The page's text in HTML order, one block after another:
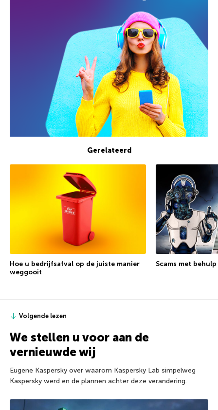
Gerelateerd
Hoe u bedrijfsafval op de juiste manier
weggooit
Scams met
Volgende lezen
We stellen u voor aan de
vernieuwde wij
Eugene Kaspersky over waarom Kaspersky Lab simpelweg
Kaspersky werd en de plannen achter deze verandering.